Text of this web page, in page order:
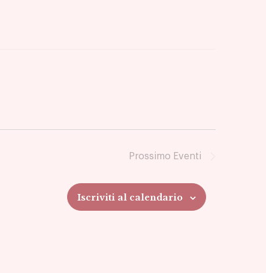
Prossimo Eventi
Iscriviti al calendario